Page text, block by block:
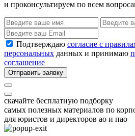
и проконсультируем по всем
Подтверждаю согласие с
персональных данных и принимаю
соглашение
Отправить заявку
скачайте бесплатную подборку
самых полезных материалов по
для юристов и директоров ао и пао